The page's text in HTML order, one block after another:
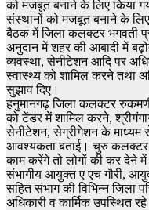
को मजबूत बनाने के लिए किया
संस्थानों को मजबूत बनाने के
बैठक में जिला कलक्टर भगवती
अनुदान में शहर की आबादी में
व्यवस्था, सेनीटेशन आदि पर
स्वास्थ्य को शामिल करने तथा
सुझाव दिए।
हनुमानगढ़ जिला कलक्टर रुकमणी
को टेंडर में शामिल करने,
सेनीटेशन, सेग्रीगेशन के माध्यम
आवश्यकता बताई। चुरु कलक्टर
काम करेंगे तो लोगों की कर देने
संभागीय आयुक्त ए एच गौरी,
सहित संभाग की विभिन्न जिला
अधिकारी व कार्मिक उपस्थित